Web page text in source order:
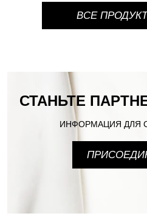
ВСЕ
СТАНЬТЕ
ИНФОРМАЦИЯ ДЛЯ